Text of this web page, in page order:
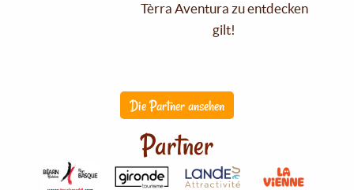
Tèrra Aventura zu entdecken
gilt!
Die Partner ansehen
Partner